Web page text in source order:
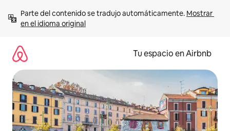
contenido
Parte del contenido se tradujo automáticamente. Mostrar
en el idioma original
Tu espacio en Airbnb